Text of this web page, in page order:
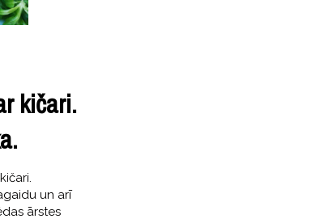
kičari.
un arī
ārstes